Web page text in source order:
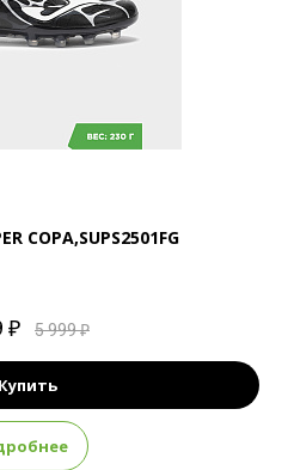
COPA,SUPS2501FG
₽ 5 999 ₽
Купить